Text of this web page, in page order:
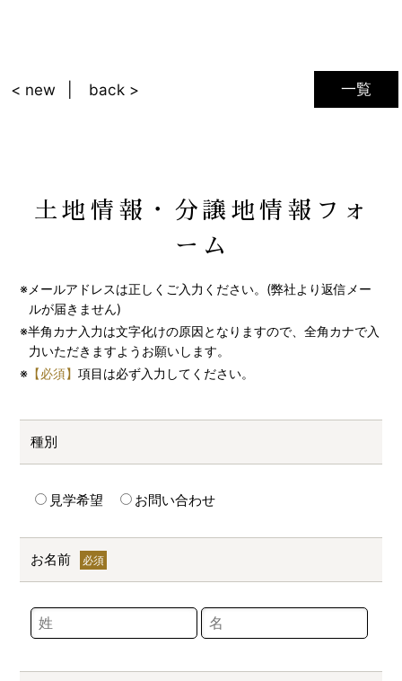
一覧
< new back >
土地情報・分譲地情報フォ
ーム
※メールアドレスは正しくご入力ください。(弊社より返信メー
ルが届きません)
※半角カナ入力は文字化けの原因となりますので、全角カナで入
力いただきますようお願いします。
※【必須】 項目は必ず入力してください。
種別
見学希望 お問い合わせ
お名前